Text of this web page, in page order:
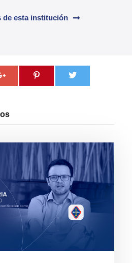
de esta institución